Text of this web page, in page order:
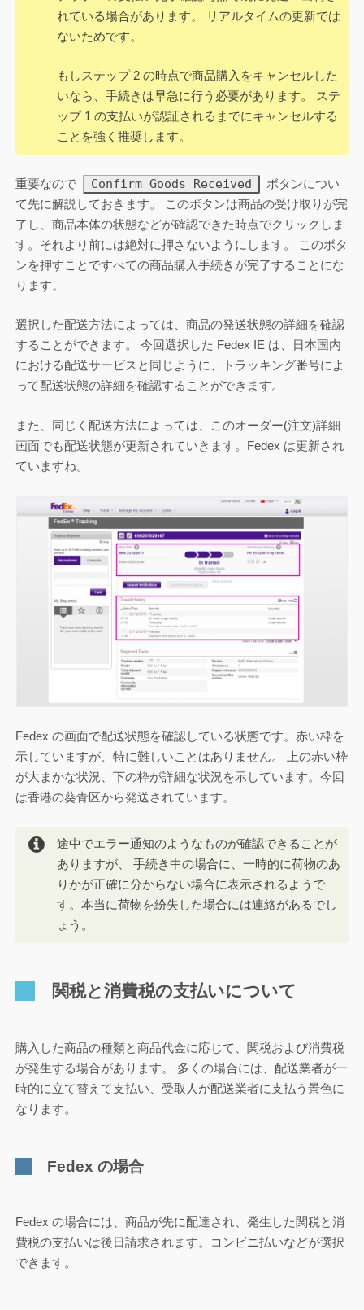
れている場合があります。 リアルタイムの更新では
ないためです。
もしステップ 2 の時点で商品購入をキャンセルした
いなら、手続きは早急に行う必要があります。 ステ
ップ 1 の支払いが認証されるまでにキャンセルする
ことを強く推奨します。
重要なので Confirm Goods Received
ボタンについ
て先に解説しておきます。 このボタンは商品の受け取りが完
了し、商品本体の状態などが確認できた時点でクリックしま
す。それより前には絶対に押さないようにします。 このボタ
ンを押すことですべての商品購入手続きが完了することにな
ります。
選択した配送方法によっては、商品の発送状態の詳細を確認
することができます。 今回選択した Fedex IE は、日本国内
における配送サービスと同じように、トラッキング番号によ
って配送状態の詳細を確認することができます。
また、同じく配送方法によっては、このオーダー(注文)詳細
画面でも配送状態が更新されていきます。Fedex は更新され
ていますね。
Fedex の画面で配送状態を確認している状態です。赤い枠を
示していますが、特に難しいことはありません。 上の赤い枠
が大まかな状況、下の枠が詳細な状況を示しています。今回
は香港の葵青区から発送されています。
途中でエラー通知のようなものが確認できることが
ありますが、 手続き中の場合に、一時的に荷物のあ
りかが正確に分からない場合に表示されるようで
す。本当に荷物を紛失した場合には連絡があるでし
ょう。
関税と消費税の支払いについて
購入した商品の種類と商品代金に応じて、関税および消費税
が発生する場合があります。 多くの場合には、配送業者が一
時的に立て替えて支払い、受取人が配送業者に支払う景色に
なります。
Fedex の場合
Fedex の場合には、商品が先に配達され、発生した関税と消
費税の支払いは後日請求されます。コンビニ払いなどが選択
できます。